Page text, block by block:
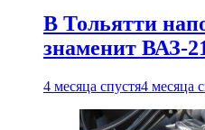
В Тольятти
знаменит ВАЗ-
4 месяца спустя4 месяца